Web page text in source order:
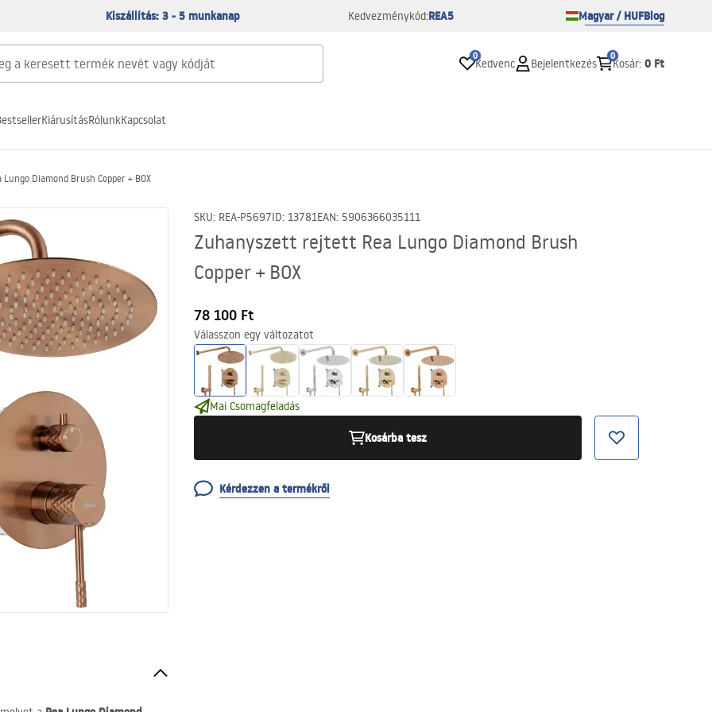
Kiszállítás: 3 - 5 munkanap Kedvezménykód:REA5 Magyar / HUFBlog
0
Kedvenc Bejelentkezés
0
Kosár: 0 Ft
KiárusításRólunkKapcsolat
Diamond Brush Copper + BOX
SKU: REA-P5697ID: 13781EAN: 5906366035111
Zuhanyszett rejtett Rea Lungo Diamond Brush
Copper + BOX
78 100 Ft
Válasszon egy változatot
Mai Csomagfeladás
Kosárba tesz
Kérdezzen a termékről